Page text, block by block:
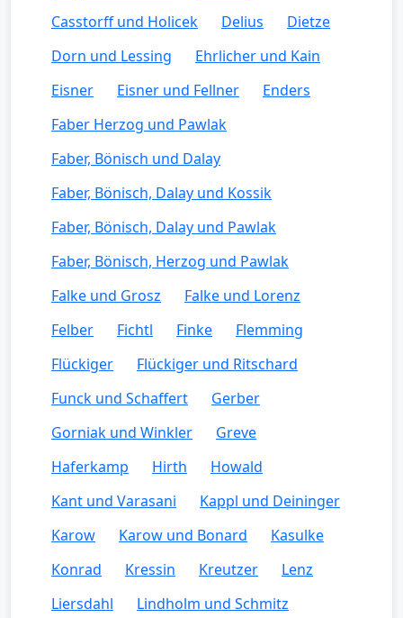
Casstorff und Holicek
Delius
Dietze
Dorn und Lessing
Ehrlicher und Kain
Eisner
Eisner und Fellner
Enders
Faber Herzog und Pawlak
Faber, Bönisch und Dalay
Faber, Bönisch, Dalay und Kossik
Faber, Bönisch, Dalay und Pawlak
Faber, Bönisch, Herzog und Pawlak
Falke und Grosz
Falke und Lorenz
Felber
Fichtl Finke
Flemming
Flückiger
Flückiger und Ritschard
Funck und Schaffert
Gerber
Gorniak und Winkler
Greve
Haferkamp
Hirth
Howald
Kant und Varasani
Kappl und Deininger
Karow
Karow und Bonard
Kasulke
Konrad
Kressin Kreutzer
Lenz
Liersdahl
Lindholm und Schmitz